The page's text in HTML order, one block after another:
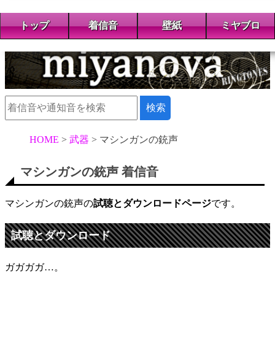
トップ 着信音 壁紙 ミヤブロ
HOME 武器 マシンガンの銃声
マシンガンの銃声 着信音
マシンガンの銃声の試聴とダウンロードページです。
試聴とダウンロード
ガガガガ…。